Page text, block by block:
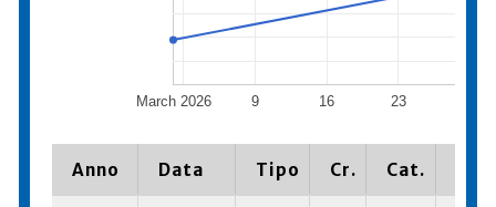
March 2026 9 16 23
Anno Data Tipo Cr. Cat.